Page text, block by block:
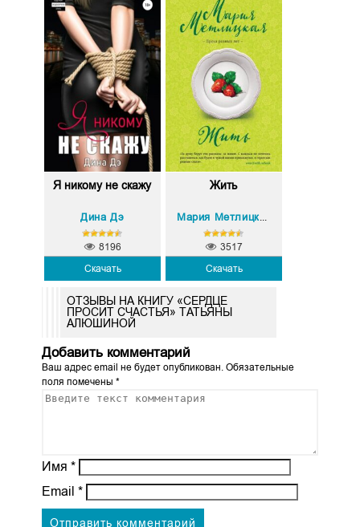
Я никому не скажу
Дина Дэ
Скачать
8196
Жить
Скачать
3517
ОТЗЫВЫ НА КНИГУ «СЕРДЦЕ
ПРОСИТ СЧАСТЬЯ» ТАТЬЯНЫ
АЛЮШИНОЙ
Добавить комментарий
Ваш адрес email не будет опубликован.Обязательные
поля помечены *
Имя *
Email *